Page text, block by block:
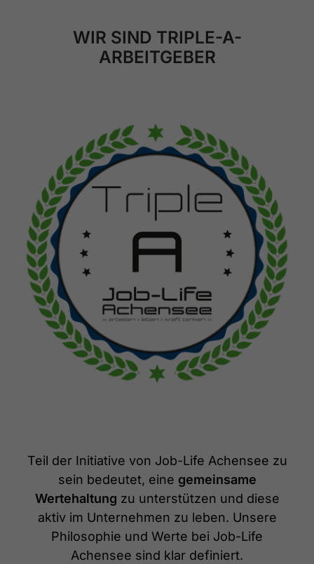
WIR SIND TRIPLE-A-
ARBEITGEBER
Teil der Initiative von Job-Life Achensee zu
sein bedeutet, eine gemeinsame
Wertehaltung zu unterstützen und diese
aktiv im Unternehmen zu leben. Unsere
Philosophie und Werte bei Job-Life
Achensee sind klar definiert.